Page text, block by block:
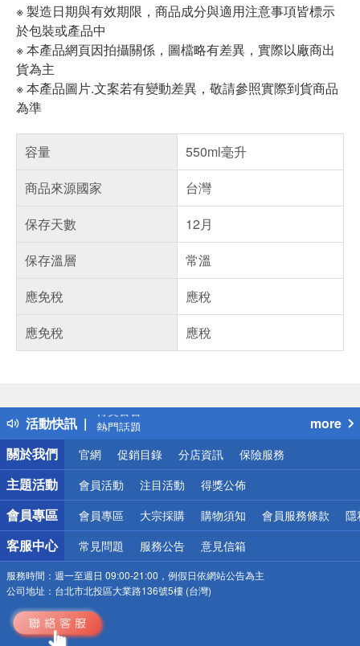
※ 製造日期與有效期限，商品成分與適用注意事項皆標示
於包裝或產品中
※ 本產品網頁因拍攝關係，圖檔略有差異，實際以廠商出
貨為主
※ 本產品圖片.文案若有變動差異，敬請參照實際到貨商品
為準
容量
550ml毫升
商品來源國家
台灣
保存天數
12月
保存溫層
常溫
應免稅
應稅
應免稅
應稅
活動快訊
得獎公告
熱門話題
銀行優惠
偏遠地區配送
詐騙網頁！請小心！
more
關於我們
官網 促銷目錄 分店資訊 保險服務
主題活動 會員活動 注目活動 得獎公佈
會員專區 會員專區 大宗採購 購物須知 會員服務條款 隱
客服中心 常見問題 服務公告 意見信箱
服務時間： 週一至週日 09:00-21:00，例假日依網站公告為主
公司地址： 台北市北投區大業路136號5樓 (台灣)